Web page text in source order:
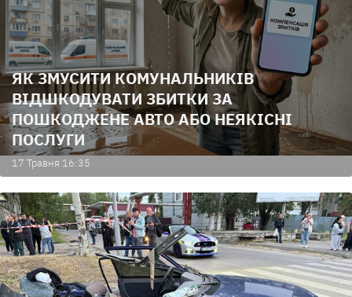
ЯК ЗМУСИТИ КОМУНАЛЬНИКІВ
ВІДШКОДУВАТИ ЗБИТКИ ЗА
ПОШКОДЖЕНЕ АВТО АБО НЕЯКІСНІ
ПОСЛУГИ
17 Травня 16:35